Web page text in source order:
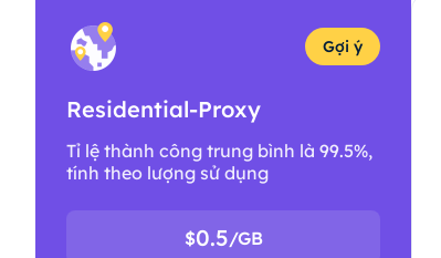
Gợi ý
Residential-Proxy
Tỉ lệ thành công trung bình là 99.5%,
tính theo lượng sử dụng
$0.5/GB